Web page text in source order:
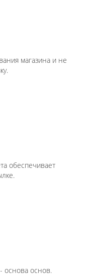
магазина и не
обеспечивает
основа основ.